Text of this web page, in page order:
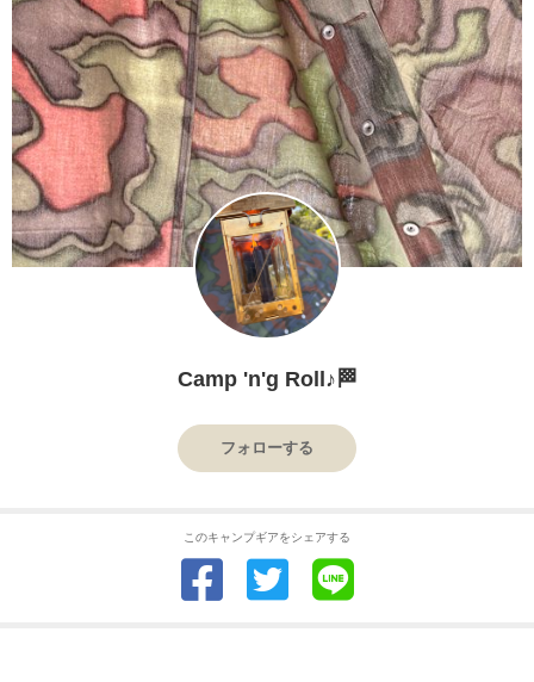
Camp 'n'g Roll♪🏁
フォローする
このキャンプギアをシェアする